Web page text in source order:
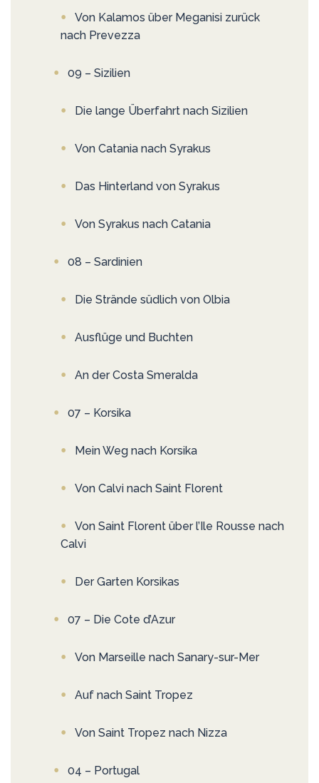
Von Kalamos über Meganisi zurück
nach Prevezza
09 – Sizilien
Die lange Überfahrt nach Sizilien
Von Catania nach Syrakus
Das Hinterland von Syrakus
Von Syrakus nach Catania
08 – Sardinien
Die Strände südlich von Olbia
Ausflüge und Buchten
An der Costa Smeralda
07 – Korsika
Mein Weg nach Korsika
Von Calvi nach Saint Florent
Von Saint Florent über l’Ile Rousse nach
Calvi
Der Garten Korsikas
07 – Die Cote d’Azur
Von Marseille nach Sanary-sur-Mer
Auf nach Saint Tropez
Von Saint Tropez nach Nizza
04 – Portugal